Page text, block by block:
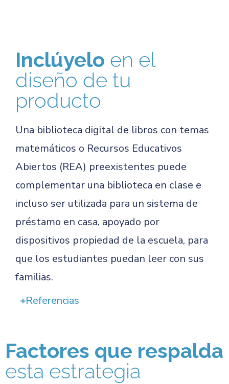
Inclúyelo en el
diseño de tu
producto
Una biblioteca digital de libros con temas
matemáticos o Recursos Educativos
Abiertos (REA) preexistentes puede
complementar una biblioteca en clase e
incluso ser utilizada para un sistema de
préstamo en casa, apoyado por
dispositivos propiedad de la escuela, para
que los estudiantes puedan leer con sus
familias.
Referencias
Factores que respalda
esta estrategia